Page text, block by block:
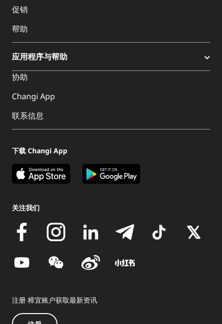
促销
帮助
应用程序与帮助
协助
Changi App
联系信息
下载 Changi App
关注我们
注册 樟宜账户获取最新资讯